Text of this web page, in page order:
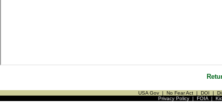
USA Gov | No Fear Act | DOI |
Privacy Policy| FOIA|